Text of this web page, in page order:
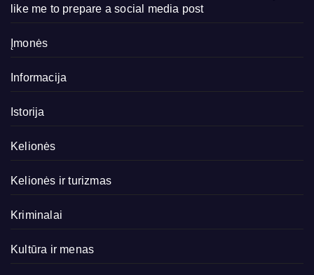
like me to prepare a social media post
Įmonės
Informacija
Istorija
Kelionės
Kelionės ir turizmas
Kriminalai
Kultūra ir menas